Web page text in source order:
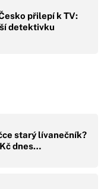
přilepí k TV:
detektivku
starý lívanečník?
dnes…